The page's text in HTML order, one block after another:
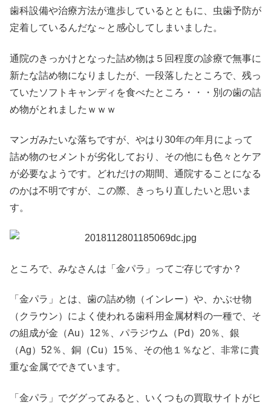
歯科設備や治療方法が進歩しているとともに、虫歯予防が
定着しているんだな～と感心してしまいました。
通院のきっかけとなった詰め物は５回程度の診療で無事に
新たな詰め物になりましたが、一段落したところで、残っ
ていたソフトキャンディを食べたところ・・・別の歯の詰
め物がとれましたｗｗｗ
マンガみたいな落ちですが、やはり30年の年月によって
詰め物のセメントが劣化しており、その他にも色々とケア
が必要なようです。どれだけの期間、通院することになる
のかは不明ですが、この際、きっちり直したいと思いま
す。
ところで、みなさんは「金パラ」ってご存じですか？
「金パラ」とは、歯の詰め物（インレー）や、かぶせ物
（クラウン）によく使われる歯科用金属材料の一種で、そ
の組成が金（Au）12％、パラジウム（Pd）20％、銀
（Ag）52％、銅（Cu）15％、その他１％など、非常に貴
重な金属でできています。
「金パラ」でググってみると、いくつもの買取サイトがヒ